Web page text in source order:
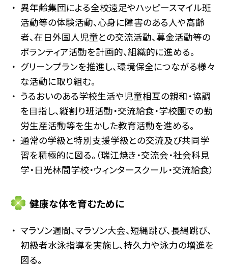
異年齢集団による全校遠足やハッピースマイル班
活動等の体験活動、心身に障害のある人や高齢
者、在日外国人児童との交流活動、募金活動等の
ボランティア活動を計画的、組織的に進める。
グリーンプランを推進し、環境保全につながる様々
な活動に取り組む。
うるおいのある学校生活や児童相互の親和・協調
を目指し、縦割り班活動・交流給食・学校園での勤
労生産活動等を生かした教育活動を進める。
通常の学級と特別支援学級との交流及び共同学
習を積極的に図る。（瑞江焼き・交流会・社会科見
学・日光林間学校・ウィンタースクール・交流給食）
健康な体を育むために
マラソン週間、マラソン大会、短縄跳び、長縄跳び、
初級者水泳指導を実施し、持久力や泳力の増進を
図る。